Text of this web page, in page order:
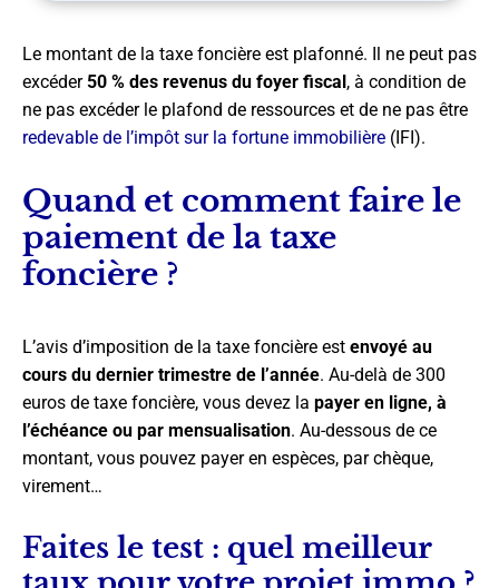
Le montant de la taxe foncière est plafonné. Il ne peut pas
excéder50 % des revenus du foyer fiscal, à condition de
ne pas excéder le plafond de ressources et de ne pas être
redevable de l’impôt sur la fortune immobilière (IFI).
Quand et comment faire le
paiement de la taxe
foncière ?
L’avis d’imposition de la taxe foncière est envoyé au
cours du dernier trimestre de l’année. Au-delà de 300
euros de taxe foncière, vous devez la payer en ligne, à
l’échéance ou par mensualisation. Au-dessous de ce
montant, vous pouvez payer en espèces, par chèque,
virement…
Faites le test : quel meilleur